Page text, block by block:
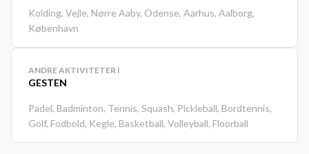
Idrætscenter.
Kolding, Vejle, Nørre Aaby, Odense, Aarhus, Aalborg,
København
ANDRE AKTIVITETER I
GESTEN
Padel, Badminton, Tennis, Squash, Pickleball, Bordtennis,
Golf, Fodbold, Kegle, Basketball, Volleyball, Floorball